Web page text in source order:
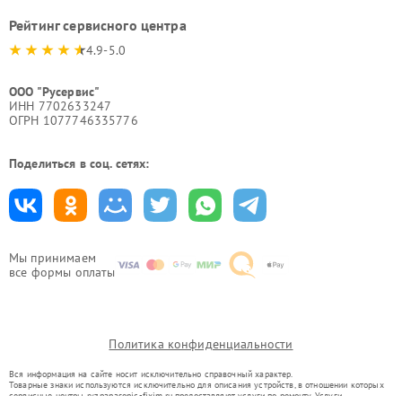
Мы принимаем
все формы оплаты
Рейтинг сервисного центра
4.9-5.0
ООО "Русервис"
ИНН 7702633247
ОГРН 1077746335776
Поделиться в соц. сетях:
Политика конфиденциальности
Вся информация на сайте носит исключительно справочный характер.
Товарные знаки используются исключительно для описания устройств, в отношении которых